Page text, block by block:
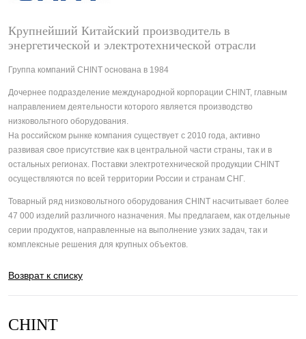
Крупнейший Китайский производитель в
энергетической и электротехнической отрасли
Группа компаний CHINT основана в 1984
Дочернее подразделение международной корпорации CHINT, главным
направлением деятельности которого является производство
низковольтного оборудования.
На российском рынке компания существует с 2010 года, активно
развивая свое присутствие как в центральной части страны, так и в
остальных регионах. Поставки электротехнической продукции CHINT
осуществляются по всей территории России и странам СНГ.
Товарный ряд низковольтного оборудования CHINT насчитывает более
47 000 изделий различного назначения. Мы предлагаем, как отдельные
серии продуктов, направленные на выполнение узких задач, так и
комплексные решения для крупных объектов.
Возврат к списку
CHINT